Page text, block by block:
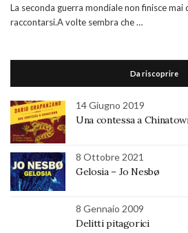
La seconda guerra mondiale non finisce mai
raccontarsi.A volte sembra che …
Da riscoprire
14 Giugno 2019
Una contessa a
8 Ottobre 2021
Gelosia – Jo Nesbø
8 Gennaio 2009
Delitti pitagorici